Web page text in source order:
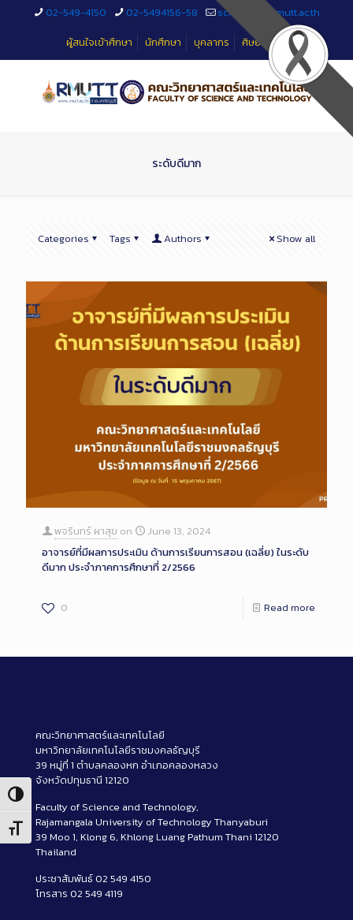
Toggle High Contrast
Toggle Font size
02-549-4150 02-5494156-58
sciteched@rmutt.ac.th
ผู้สนใจเข้าศึกษา
นักศึกษา บุคลากร ศิษย์เก่า
ระดับดีมาก
Categories Tags Authors Show all
พจรินทร์ ผาสุข on
June 13, 2024
อาจารย์ที่มีผลการประเมิน ด้านการเรียนการสอน (เฉลี่ย) ในระดับ
ดีมาก ประจำภาคการศึกษาที่ 2/2566
0 Read more
คณะวิทยาศาสตร์และเทคโนโลยี
มหาวิทยาลัยเทคโนโลยีราชมงคลธัญบุรี
39 หมู่ที่ 1 ตำบลคลองหก อำเภอคลองหลวง
จังหวัดปทุมธานี 12120
Faculty of Science and Technology,
Rajamangala University of Technology Thanyaburi
39 Moo 1, Klong 6, Khlong Luang Pathum Thani 12120
Thailand
ประชาสัมพันธ์ 02 549 4150
โทรสาร 02 549 4119